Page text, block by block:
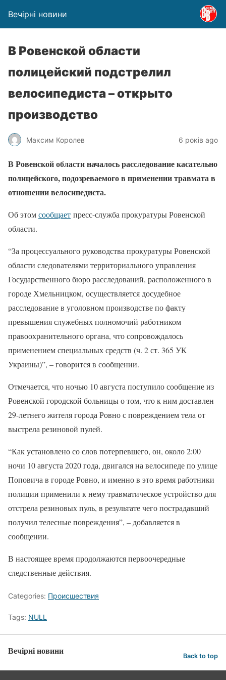
Вечірні новини
В Ровенской области
полицейский подстрелил
велосипедиста – открыто
производство
Максим Королев 6 років ago
В Ровенской области началось расследование касательно
полицейского, подозреваемого в применении травмата в
отношении велосипедиста.
Об этомсообщает пресс-служба прокуратуры Ровенской
области.
“За процессуального руководства прокуратуры Ровенской
области следователями территориального управления
Государственного бюро расследований, расположенного в
городе Хмельницком, осуществляется досудебное
расследование в уголовном производстве по факту
превышения служебных полномочий работником
правоохранительного органа, что сопровождалось
применением специальных средств (ч. 2 ст. 365 УК
Украины)”, – говорится в сообщении.
Отмечается, что ночью 10 августа поступило сообщение из
Ровенской городской больницы о том, что к ним доставлен
29-летнего жителя города Ровно с повреждением тела от
выстрела резиновой пулей.
“Как установлено со слов потерпевшего, он, около 2:00
ночи 10 августа 2020 года, двигался на велосипеде по улице
Поповича в городе Ровно, и именно в это время работники
полиции применили к нему травматическое устройство для
отстрела резиновых пуль, в результате чего пострадавший
получил телесные повреждения”, – добавляется в
сообщении.
В настоящее время продолжаются первоочередные
следственные действия.
Categories: Происшествия
Tags: NULL
Вечірні новини Back to top